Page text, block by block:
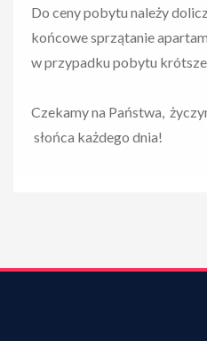
Do ceny pobytu należy
końcowe sprzątanie
w przypadku pobytu
Czekamy na Państwa,
słońca każdego dnia!